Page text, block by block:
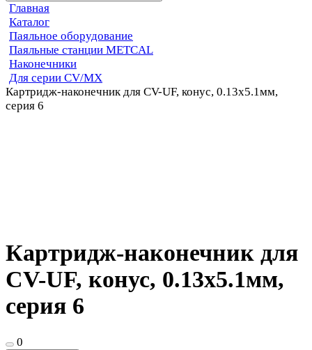
Главная
Каталог
Паяльное оборудование
Паяльные станции METCAL
Наконечники
Для серии CV/MX
Картридж-наконечник для CV-UF, конус, 0.13х5.1мм,
серия 6
Картридж-наконечник для
CV-UF, конус, 0.13х5.1мм,
серия 6
0